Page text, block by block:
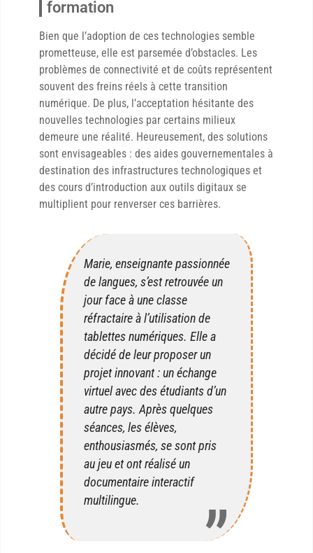
formation
Bien que l’adoption de ces technologies semble
prometteuse, elle est parsemée d’obstacles. Les
problèmes de connectivité et de coûts représentent
souvent des freins réels à cette transition
numérique. De plus, l’acceptation hésitante des
nouvelles technologies par certains milieux
demeure une réalité. Heureusement, des solutions
sont envisageables : des aides gouvernementales à
destination des infrastructures technologiques et
des cours d’introduction aux outils digitaux se
multiplient pour renverser ces barrières.
Marie, enseignante passionnée
de langues, s’est retrouvée un
jour face à une classe
réfractaire à l’utilisation de
tablettes numériques. Elle a
décidé de leur proposer un
projet innovant : un échange
virtuel avec des étudiants d’un
autre pays. Après quelques
séances, les élèves,
enthousiasmés, se sont pris
au jeu et ont réalisé un
documentaire interactif
multilingue.